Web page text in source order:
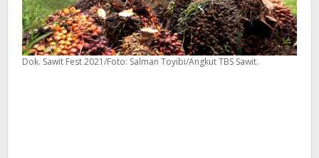
Dok. Sawit Fest 2021/Foto: Salman Toyibi/Angkut TBS Sawit.